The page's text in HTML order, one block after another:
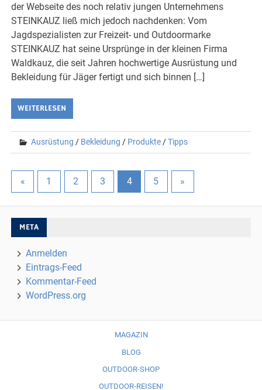
der Webseite des noch relativ jungen Unternehmens
STEINKAUZ ließ mich jedoch nachdenken: Vom
Jagdspezialisten zur Freizeit- und Outdoormarke
STEINKAUZ hat seine Ursprünge in der kleinen Firma
Waldkauz, die seit Jahren hochwertige Ausrüstung und
Bekleidung für Jäger fertigt und sich binnen […]
WEITERLESEN
Ausrüstung / Bekleidung / Produkte /Tipps
« 1 2 3 4 5 »
META
Anmelden
Eintrags-Feed
Kommentar-Feed
WordPress.org
MAGAZIN
BLOG
OUTDOOR-SHOP
OUTDOOR-REISEN!